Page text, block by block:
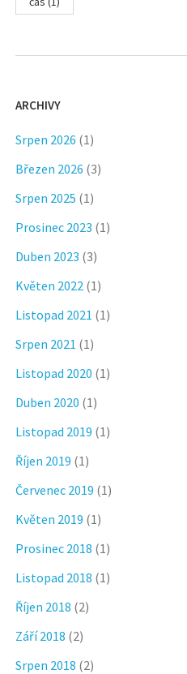
ARCHIVY
Srpen 2026 (1)
Březen 2026 (3)
Srpen 2025 (1)
Prosinec 2023 (1)
Duben 2023 (3)
Květen 2022 (1)
Listopad 2021 (1)
Srpen 2021 (1)
Listopad 2020 (1)
Duben 2020 (1)
Listopad 2019 (1)
Říjen 2019 (1)
Červenec 2019 (1)
Květen 2019 (1)
Prosinec 2018 (1)
Listopad 2018 (1)
Říjen 2018 (2)
Září 2018 (2)
Srpen 2018 (2)